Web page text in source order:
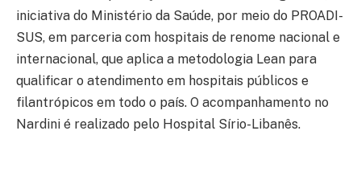
iniciativa do Ministério da Saúde, por meio do PROADI-
SUS, em parceria com hospitais de renome nacional e
internacional, que aplica a metodologia Lean para
qualificar o atendimento em hospitais públicos e
filantrópicos em todo o país. O acompanhamento no
Nardini é realizado pelo Hospital Sírio-Libanês.